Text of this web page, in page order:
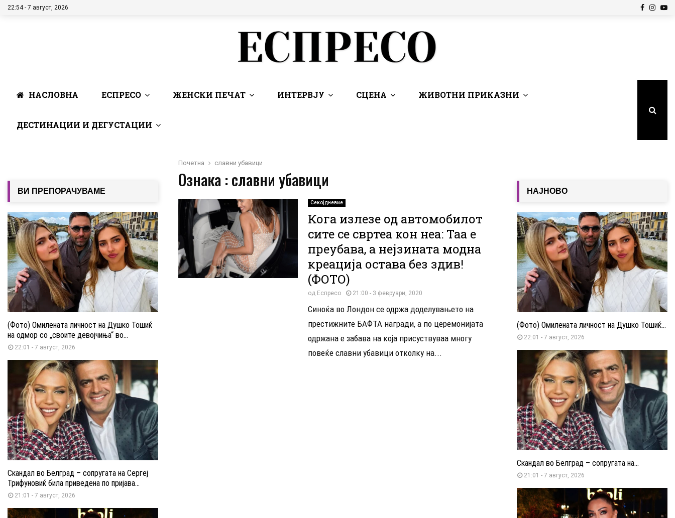
22:54 - 7 август, 2026 Facebook
НАСЛОВНА ЕСПРЕСО ЖЕНСКИ ПЕЧАТ ИНТЕРВЈУ СЦЕНА ЖИВОТНИ ПРИКАЗНИ
ДЕСТИНАЦИИ И ДЕГУСТАЦИИ
Почетна славни убавици
Ознака : славни убавици
Секојдневие
Кога излезе од автомобилот
сите се свртеа кон неа: Таа е
преубава, а нејзината модна
креација остава без здив!
(ФОТО)
од Еспресо 21:00 - 3 февруари, 2020
Синоќа во Лондон се одржа доделувањето на
престижните БАФТА награди, а по церемонијата
одржана е забава на која присуствуваа многу
повеќе славни убавици отколку на...
ВИ ПРЕПОРАЧУВАМЕ
(Фото) Омилената личност на Душко Тошиќ
на одмор со „своите девојчиња“ во...
22:01 - 7 август, 2026
Скандал во Белград – сопругата на Сергеј
Трифуновиќ била приведена по пријава...
21:01 - 7 август, 2026
НАЈНОВО
(Фото) Омилената личност на Душко Тошиќ...
22:01 - 7 август, 2026
Скандал во Белград – сопругата на...
21:01 - 7 август, 2026